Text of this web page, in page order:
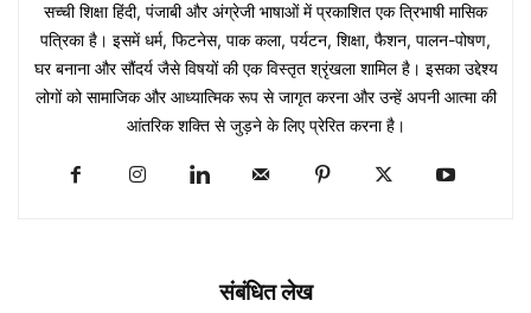
सच्ची शिक्षा हिंदी, पंजाबी और अंग्रेजी भाषाओं में प्रकाशित एक त्रिभाषी मासिक
पत्रिका है। इसमें धर्म, फिटनेस, पाक कला, पर्यटन, शिक्षा, फैशन, पालन-पोषण,
घर बनाना और सौंदर्य जैसे विषयों की एक विस्तृत श्रृंखला शामिल है। इसका उद्देश्य
लोगों को सामाजिक और आध्यात्मिक रूप से जागृत करना और उन्हें अपनी आत्मा की
आंतरिक शक्ति से जुड़ने के लिए प्रेरित करना है।
संबंधित लेख